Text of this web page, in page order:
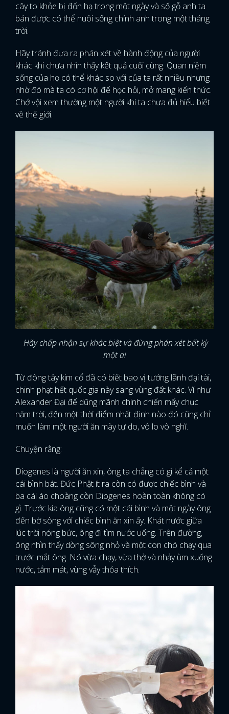
cây to khỏe bị đốn hạ trong một ngày và số gỗ anh ta
bán được có thể nuôi sống chính anh trong một tháng
trời.
Hãy tránh đưa ra phán xét về hành động của người
khác khi chưa nhìn thấy kết quả cuối cùng. Quan niệm
sống của họ có thể khác so với của ta rất nhiều nhưng
nhờ đó mà ta có cơ hội để học hỏi, mở mang kiến thức.
Chớ vội xem thường một người khi ta chưa đủ hiểu biết
về thế giới.
Hãy chấp nhận sự khác biệt và đừng phán xét bất kỳ
một ai
Từ đông tây kim cổ đã có biết bao vị tướng lãnh đại tài,
chinh phạt hết quốc gia này sang vùng đất khác. Ví như
Alexander Đại đế dũng mãnh chinh chiến mấy chục
năm trời, đến một thời điểm nhất định nào đó cũng chỉ
muốn làm một người ăn mày tự do, vô lo vô nghĩ.
Chuyện rằng:
Diogenes là người ăn xin, ông ta chẳng có gì kể cả một
cái bình bát. Đức Phật ít ra còn có được chiếc bình và
ba cái áo choàng còn Diogenes hoàn toàn không có
gì. Trước kia ông cũng có một cái bình và một ngày ông
đến bờ sông với chiếc bình ăn xin ấy. Khát nước giữa
lúc trời nóng bức, ông đi tìm nước uống. Trên đường,
ông nhìn thấy dòng sông nhỏ và một con chó chạy qua
trước mắt ông. Nó vừa chạy, vừa thở và nhảy ùm xuống
nước, tắm mát, vùng vẫy thỏa thích.